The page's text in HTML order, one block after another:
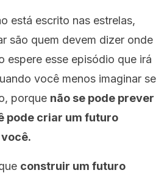
está escrito nas estrelas,
são quem devem dizer onde
espere esse episódio que irá
você menos imaginar se
porque não se pode prever
pode criar um futuro
construir um futuro